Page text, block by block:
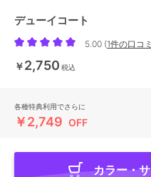
デューイコート
5.00 (1件の口コミ
￥2,750 税込
各種特典利用でさらに
￥2,749 OFF
カラー・